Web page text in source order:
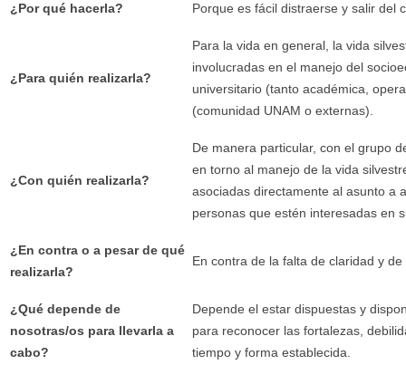
¿Por qué hacerla? Porque es fácil distraerse y salir del
¿Para quién realizarla?
Para la vida en general, la vida
involucradas en el manejo del
universitario (tanto académica,
(comunidad UNAM o externas).
¿Con quién realizarla?
De manera particular, con el grupo
en torno al manejo de la vida
asociadas directamente al asunto a
personas que estén interesadas en
¿En contra o a pesar de qué
realizarla?
En contra de la falta de claridad y
¿Qué depende de
nosotras/os para llevarla a
cabo?
Depende el estar dispuestas y
para reconocer las fortalezas,
tiempo y forma establecida.